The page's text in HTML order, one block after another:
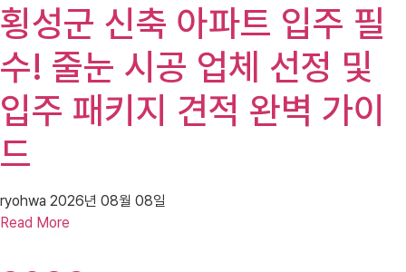
횡성군 신축 아파트 입주 필
수! 줄눈 시공 업체 선정 및
입주 패키지 견적 완벽 가이
드
ryohwa 2026년 08월 08일
Read More